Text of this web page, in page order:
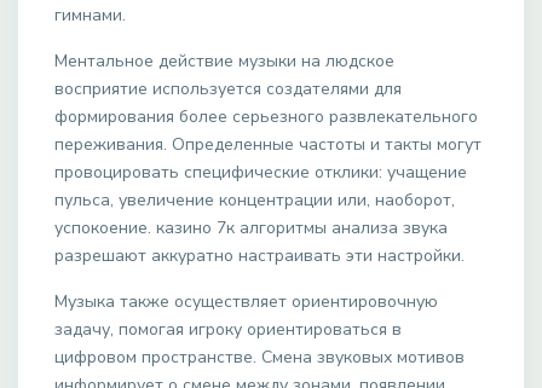
гимнами.
Ментальное действие музыки на людское
восприятие используется создателями для
формирования более серьезного развлекательного
переживания. Определенные частоты и такты могут
провоцировать специфические отклики: учащение
пульса, увеличение концентрации или, наоборот,
успокоение. казино 7к алгоритмы анализа звука
разрешают аккуратно настраивать эти настройки.
Музыка также осуществляет ориентировочную
задачу, помогая игроку ориентироваться в
цифровом пространстве. Смена звуковых мотивов